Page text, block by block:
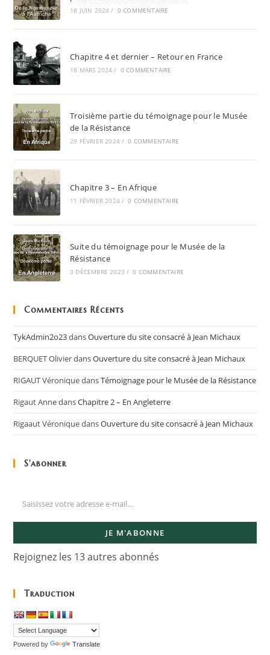
18 JUIN 2024 / 0 COMMENTAIRE
Chapitre 4 et dernier – Retour en France
18 MARS 2024 / 0 COMMENTAIRE
Troisième partie du témoignage pour le Musée
de la Résistance
29 FÉVRIER 2024 / 0 COMMENTAIRE
Chapitre 3 – En Afrique
11 FÉVRIER 2024 / 0 COMMENTAIRE
Suite du témoignage pour le Musée de la
Résistance
3 DÉCEMBRE 2023 / 0 COMMENTAIRE
Commentaires Récents
TykAdmin2o23dansOuverture du site consacré à Jean Michaux
BERQUET OlivierdansOuverture du site consacré à Jean Michaux
RIGAUT VéroniquedansTémoignage pour le Musée de la Résistance
Rigaut AnnedansChapitre 2 – En Angleterre
Rigaaut VéroniquedansOuverture du site consacré à Jean Michaux
S'abonner
JE M'ABONNE
Rejoignez les 13 autres abonnés
Traduction
Powered by Translate